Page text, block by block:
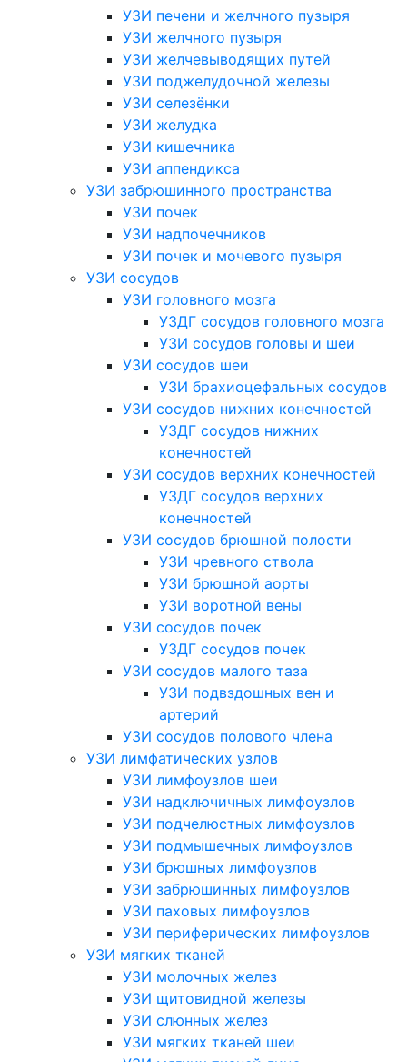
УЗИ печени и желчного пузыря
УЗИ желчного пузыря
УЗИ желчевыводящих путей
УЗИ поджелудочной железы
УЗИ селезёнки
УЗИ желудка
УЗИ кишечника
УЗИ аппендикса
УЗИ забрюшинного пространства
УЗИ почек
УЗИ надпочечников
УЗИ почек и мочевого пузыря
УЗИ сосудов
УЗИ головного мозга
УЗДГ сосудов головного мозга
УЗИ сосудов головы и шеи
УЗИ сосудов шеи
УЗИ брахиоцефальных сосудов
УЗИ сосудов нижних конечностей
УЗДГ сосудов нижних
конечностей
УЗИ сосудов верхних конечностей
УЗДГ сосудов верхних
конечностей
УЗИ сосудов брюшной полости
УЗИ чревного ствола
УЗИ брюшной аорты
УЗИ воротной вены
УЗИ сосудов почек
УЗДГ сосудов почек
УЗИ сосудов малого таза
УЗИ подвздошных вен и
артерий
УЗИ сосудов полового члена
УЗИ лимфатических узлов
УЗИ лимфоузлов шеи
УЗИ надключичных лимфоузлов
УЗИ подчелюстных лимфоузлов
УЗИ подмышечных лимфоузлов
УЗИ брюшных лимфоузлов
УЗИ забрюшинных лимфоузлов
УЗИ паховых лимфоузлов
УЗИ периферических лимфоузлов
УЗИ мягких тканей
УЗИ молочных желез
УЗИ щитовидной железы
УЗИ слюнных желез
УЗИ мягких тканей шеи